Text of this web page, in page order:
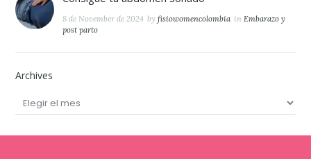
8 de November de 2024 byfisiowomencolombia in Embarazo y
post parto
Archives
Archives